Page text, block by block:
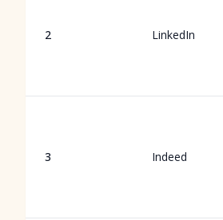
2 LinkedIn
3 Indeed